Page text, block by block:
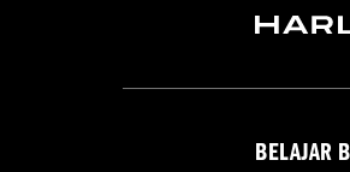
In the Box:
BELAJAR